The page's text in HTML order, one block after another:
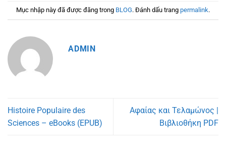
Mục nhập này đã được đăng trong BLOG. Đánh dấu trang permalink.
ADMIN
Histoire Populaire des
Sciences – eBooks (EPUB)
Αφαίας και Τελαμώνος |
Βιβλιοθήκη PDF